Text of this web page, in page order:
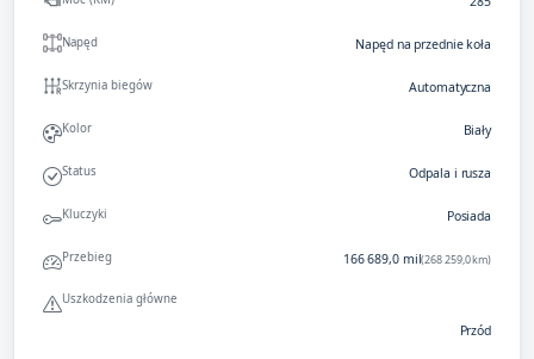
Napęd Napęd na przednie koła
Skrzynia biegów Automatyczna
Kolor Biały
Status Odpala i rusza
Kluczyki Posiada
Przebieg 166 689,0 mil(268 259,0 km)
Uszkodzenia główne
Przód